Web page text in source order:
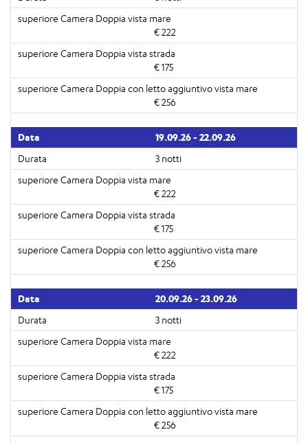
€ 222
€ 175
€ 256
19.09.26 - 22.09.26
3 notti
€ 222
€ 175
€ 256
20.09.26 - 23.09.26
3 notti
€ 222
€ 175
€ 256